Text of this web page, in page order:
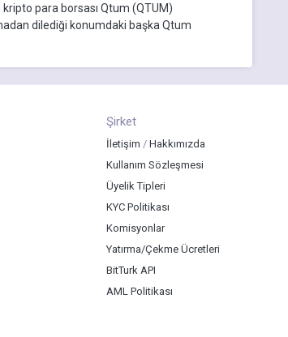
kripto para borsası Qtum (QTUM)
dilediği konumdaki başka Qtum
Şirket
İletişim / Hakkımızda
Kullanım Sözleşmesi
Üyelik Tipleri
KYC Politikası
Komisyonlar
Yatırma/Çekme Ücretleri
BitTurk API
AML Politikası